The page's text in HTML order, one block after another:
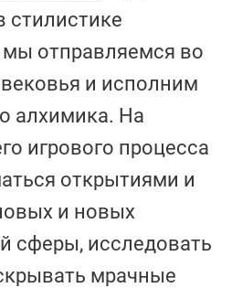
стилистике
мы отправляемся во
и исполним
алхимика. На
игрового процесса
открытиями и
и новых
сферы, исследовать
мрачные